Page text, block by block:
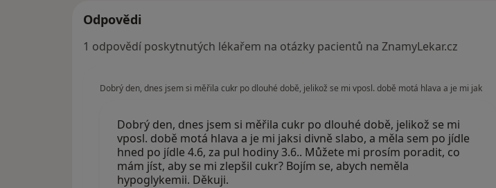
Odpovědi
1 odpovědí poskytnutých lékařem na otázky pacientů na ZnamyLekar.cz
Dobrý den, dnes jsem si měřila cukr po dlouhé době, jelikož se mi vposl. době motá hlava a je mi jak
Dobrý den, dnes jsem si měřila cukr po dlouhé době, jelikož se mi
vposl. době motá hlava a je mi jaksi divně slabo, a měla sem po jídle
hned po jídle 4.6, za pul hodiny 3.6.. Můžete mi prosím poradit, co
mám jíst, aby se mi zlepšil cukr? Bojím se, abych neměla
hypoglykemii. Děkuji.